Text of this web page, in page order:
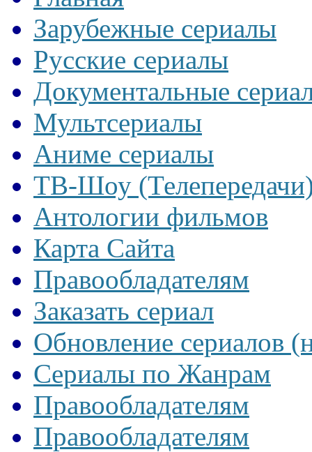
Зарубежные сериалы
Русские сериалы
Документальные
Мультсериалы
Аниме сериалы
ТВ-Шоу
Антологии фильмов
Карта Сайта
Правообладателям
Заказать сериал
Обновление сериалов
Сериалы по Жанрам
Правообладателям
Правообладателям